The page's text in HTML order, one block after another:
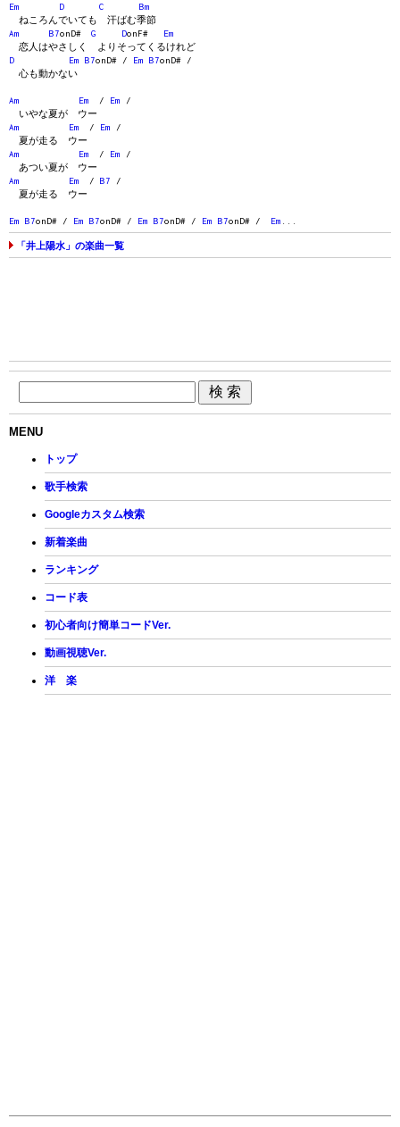
Em
D C
Bm
ねころんでいても 汗ばむ季節
Am
B7onD# G DonF# Em
恋人はやさしく よりそってくるけれど
D
Em B7onD# / Em B7onD# /
心も動かない
Am Em / Em /
いやな夏が ウー
Am
Em / Em /
夏が走る ウー
Am
Em / Em /
あつい夏が ウー
Am
Em / B7 /
夏が走る ウー
Em B7onD# / Em B7onD# / Em B7onD# / Em B7onD# / Em
「井上陽水」の楽曲一覧
MENU
トップ
歌手検索
Googleカスタム検索
新着楽曲
ランキング
コード表
初心者向け簡単コードVer.
動画視聴Ver.
洋 楽